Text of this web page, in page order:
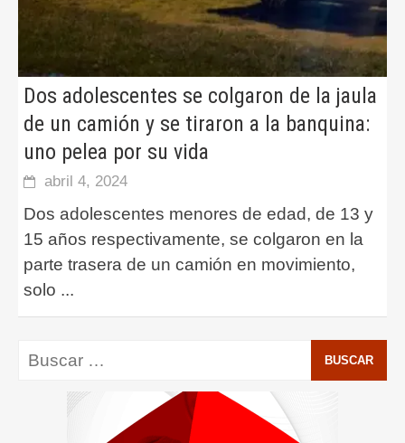
Dos adolescentes se colgaron de la jaula
de un camión y se tiraron a la banquina:
uno pelea por su vida
abril 4, 2024
Dos adolescentes menores de edad, de 13 y
15 años respectivamente, se colgaron en la
parte trasera de un camión en movimiento,
solo ...
Buscar: